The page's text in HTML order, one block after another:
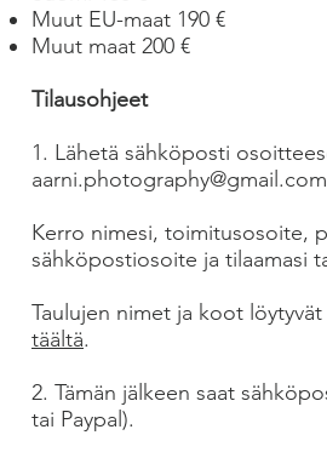
Muut EU-maat 190 €
Muut maat 200 €
Tilausohjeet
1. Lähetä sähköposti
aarni.photography@gmail.com
Kerro nimesi, toimitusosoite,
sähköpostiosoite ja tilaamasi
Taulujen nimet ja koot
täältä.
2. Tämän jälkeen saat
tai Paypal).